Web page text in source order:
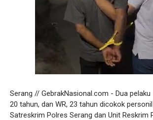
Serang // GebrakNasional.com - Dua pelaku
20 tahun, dan WR, 23 tahun dicokok
Satreskrim Polres Serang dan Unit Reskrim